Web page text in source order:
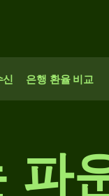
신 은행 환율 비교
파